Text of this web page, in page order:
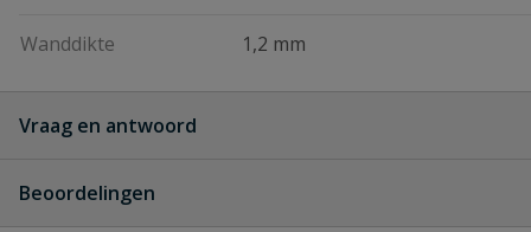
Wanddikte 1,2 mm
Vraag en antwoord
Beoordelingen